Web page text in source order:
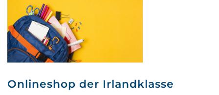
Onlineshop der Irlandklasse